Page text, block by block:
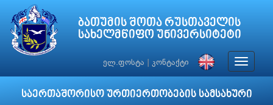
ბათუმის შოთა რუსთაველის
სახელმწიფო უნივერსიტეტი
ელ.ფოსტა კონტაქტი
Toggle
საერთაშორისო ურთიერთობების სამსახური